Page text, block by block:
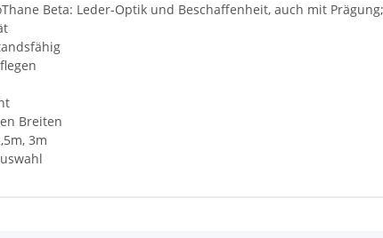
Beta: Leder-Optik und Beschaffenheit, auch mit
Breiten
3m